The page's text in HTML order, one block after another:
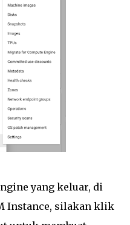
yang keluar, di
Instance, silakan klik